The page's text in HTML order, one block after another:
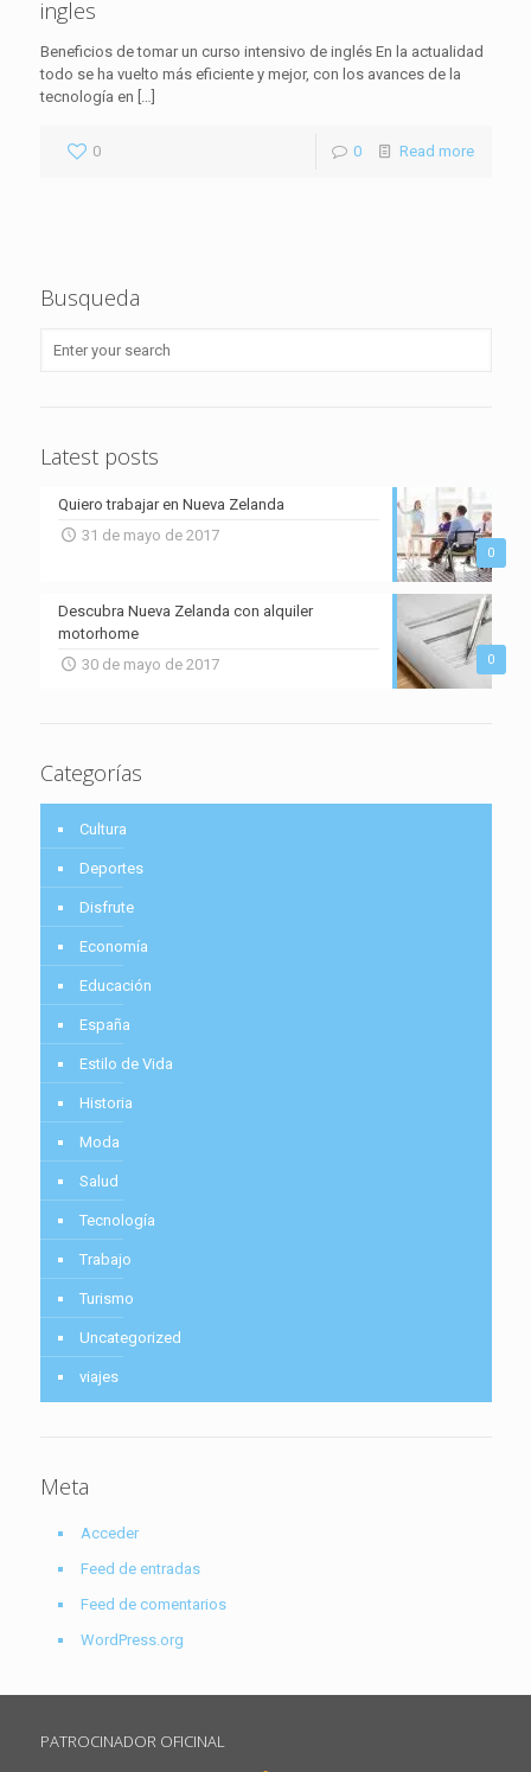
ingles
Beneficios de tomar un curso intensivo de inglés En la actualidad
todo se ha vuelto más eficiente y mejor, con los avances de la
tecnología en […]
0 0 Read more
Busqueda
Latest posts
0
Quiero trabajar en Nueva Zelanda
31 de mayo de 2017
0
Descubra Nueva Zelanda con alquiler
motorhome
30 de mayo de 2017
Categorías
Cultura
Deportes
Disfrute
Economía
Educación
España
Estilo de Vida
Historia
Moda
Salud
Tecnología
Trabajo
Turismo
Uncategorized
viajes
Meta
Acceder
Feed de entradas
Feed de comentarios
WordPress.org
PATROCINADOR OFICINAL